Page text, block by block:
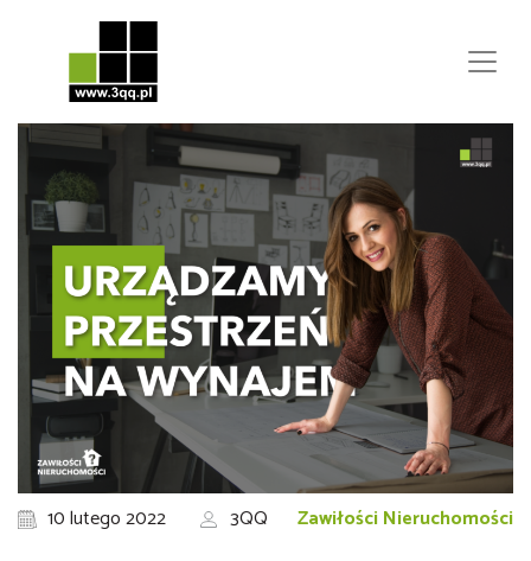
10 lutego 2022 3QQ Zawiłości Nieruchomości